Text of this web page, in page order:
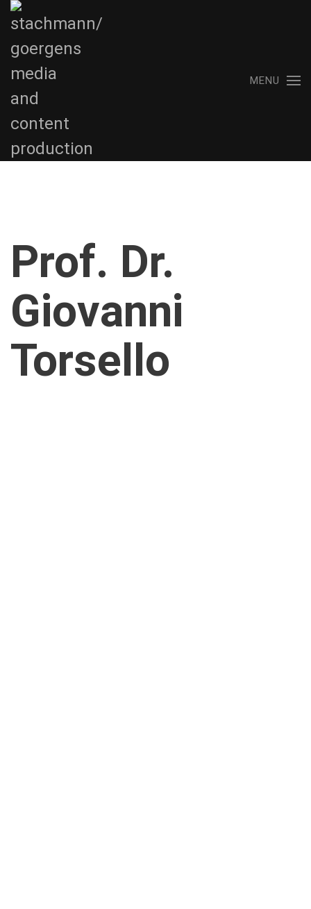
MENU
Prof. Dr.
Giovanni
Torsello